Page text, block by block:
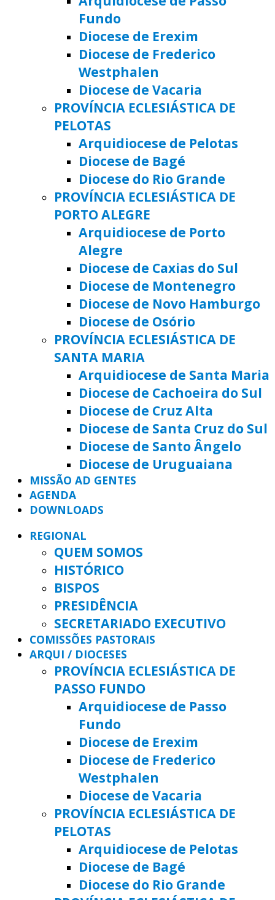
Fundo
Diocese de Erexim
Diocese de Frederico
Westphalen
Diocese de Vacaria
PROVÍNCIA ECLESIÁSTICA DE
PELOTAS
Arquidiocese de Pelotas
Diocese de Bagé
Diocese do Rio Grande
PROVÍNCIA ECLESIÁSTICA DE
PORTO ALEGRE
Arquidiocese de Porto
Alegre
Diocese de Caxias do Sul
Diocese de Montenegro
Diocese de Novo Hamburgo
Diocese de Osório
PROVÍNCIA ECLESIÁSTICA DE
SANTA MARIA
Arquidiocese de Santa Maria
Diocese de Cachoeira do Sul
Diocese de Cruz Alta
Diocese de Santa Cruz do Sul
Diocese de Santo Ângelo
Diocese de Uruguaiana
MISSÃO AD GENTES
AGENDA
DOWNLOADS
REGIONAL
QUEM SOMOS
HISTÓRICO
BISPOS
PRESIDÊNCIA
SECRETARIADO EXECUTIVO
COMISSÕES PASTORAIS
ARQUI / DIOCESES
PROVÍNCIA ECLESIÁSTICA DE
PASSO FUNDO
Arquidiocese de Passo
Fundo
Diocese de Erexim
Diocese de Frederico
Westphalen
Diocese de Vacaria
PROVÍNCIA ECLESIÁSTICA DE
PELOTAS
Arquidiocese de Pelotas
Diocese de Bagé
Diocese do Rio Grande